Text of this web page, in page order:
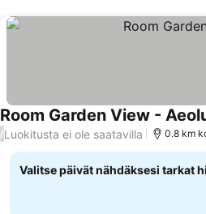
Room Garden View -
/Luokitusta ei ole saatavilla 0.8 km
Valitse päivät nähdäksesi tarkat